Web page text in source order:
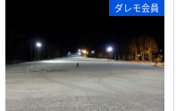
ダレモ会員